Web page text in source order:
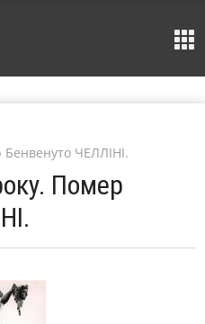
ЧЕЛЛІНІ.
Помер